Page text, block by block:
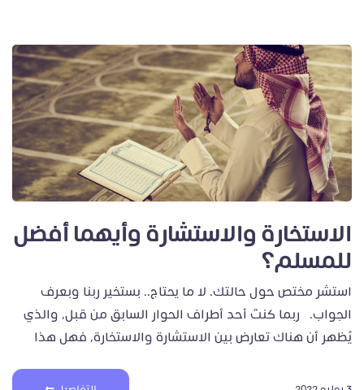
الاستخارة والاستشارة وأيهما أفضل
للمسلم؟
استشر مختص حول حالتك. لا ما يحتاج.. بستخير ربنا وبعرف
الجواب. ربما كنتَ أحد أطراف الحوار السابق من قبل، والذي
يُظهر أن هناك تعارض بين الاستشارة والاستخارة، فهل هذا